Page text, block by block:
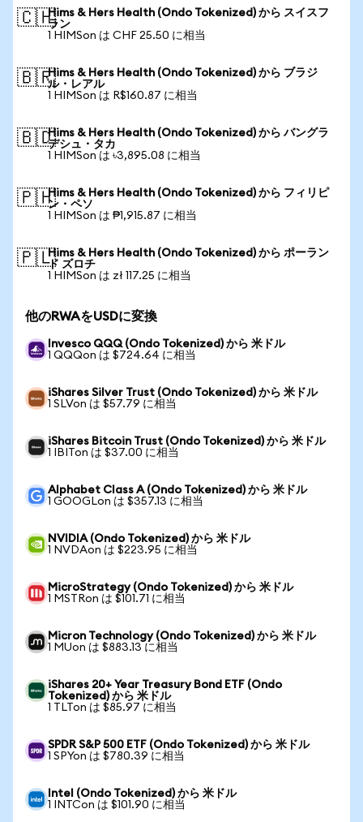
🇨🇭Hims & Hers Health (Ondo Tokenized) から スイスフ
ラン
1 HIMSon は CHF 25.50 に相当
🇧🇷Hims & Hers Health (Ondo Tokenized) から ブラジ
ル・レアル
1 HIMSon は R$160.87 に相当
🇧🇩Hims & Hers Health (Ondo Tokenized) から バングラ
デシュ・タカ
1 HIMSon は ৳3,895.08 に相当
🇵🇭Hims & Hers Health (Ondo Tokenized) から フィリピ
ン・ペソ
1 HIMSon は ₱1,915.87 に相当
🇵🇱Hims & Hers Health (Ondo Tokenized) から ポーラン
ド ズロチ
1 HIMSon は zł 117.25 に相当
他のRWAをUSDに変換
Invesco QQQ (Ondo Tokenized) から 米ドル
1 QQQon は $724.64 に相当
iShares Silver Trust (Ondo Tokenized) から 米ドル
1 SLVon は $57.79 に相当
iShares Bitcoin Trust (Ondo Tokenized) から 米ドル
1 IBITon は $37.00 に相当
Alphabet Class A (Ondo Tokenized) から 米ドル
1 GOOGLon は $357.13 に相当
NVIDIA (Ondo Tokenized) から 米ドル
1 NVDAon は $223.95 に相当
MicroStrategy (Ondo Tokenized) から 米ドル
1 MSTRon は $101.71 に相当
Micron Technology (Ondo Tokenized) から 米ドル
1 MUon は $883.13 に相当
iShares 20+ Year Treasury Bond ETF (Ondo
Tokenized) から 米ドル
1 TLTon は $85.97 に相当
SPDR S&P 500 ETF (Ondo Tokenized) から 米ドル
1 SPYon は $780.39 に相当
Intel (Ondo Tokenized) から 米ドル
1 INTCon は $101.90 に相当